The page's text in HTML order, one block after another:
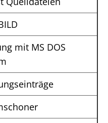
mit MS DOS